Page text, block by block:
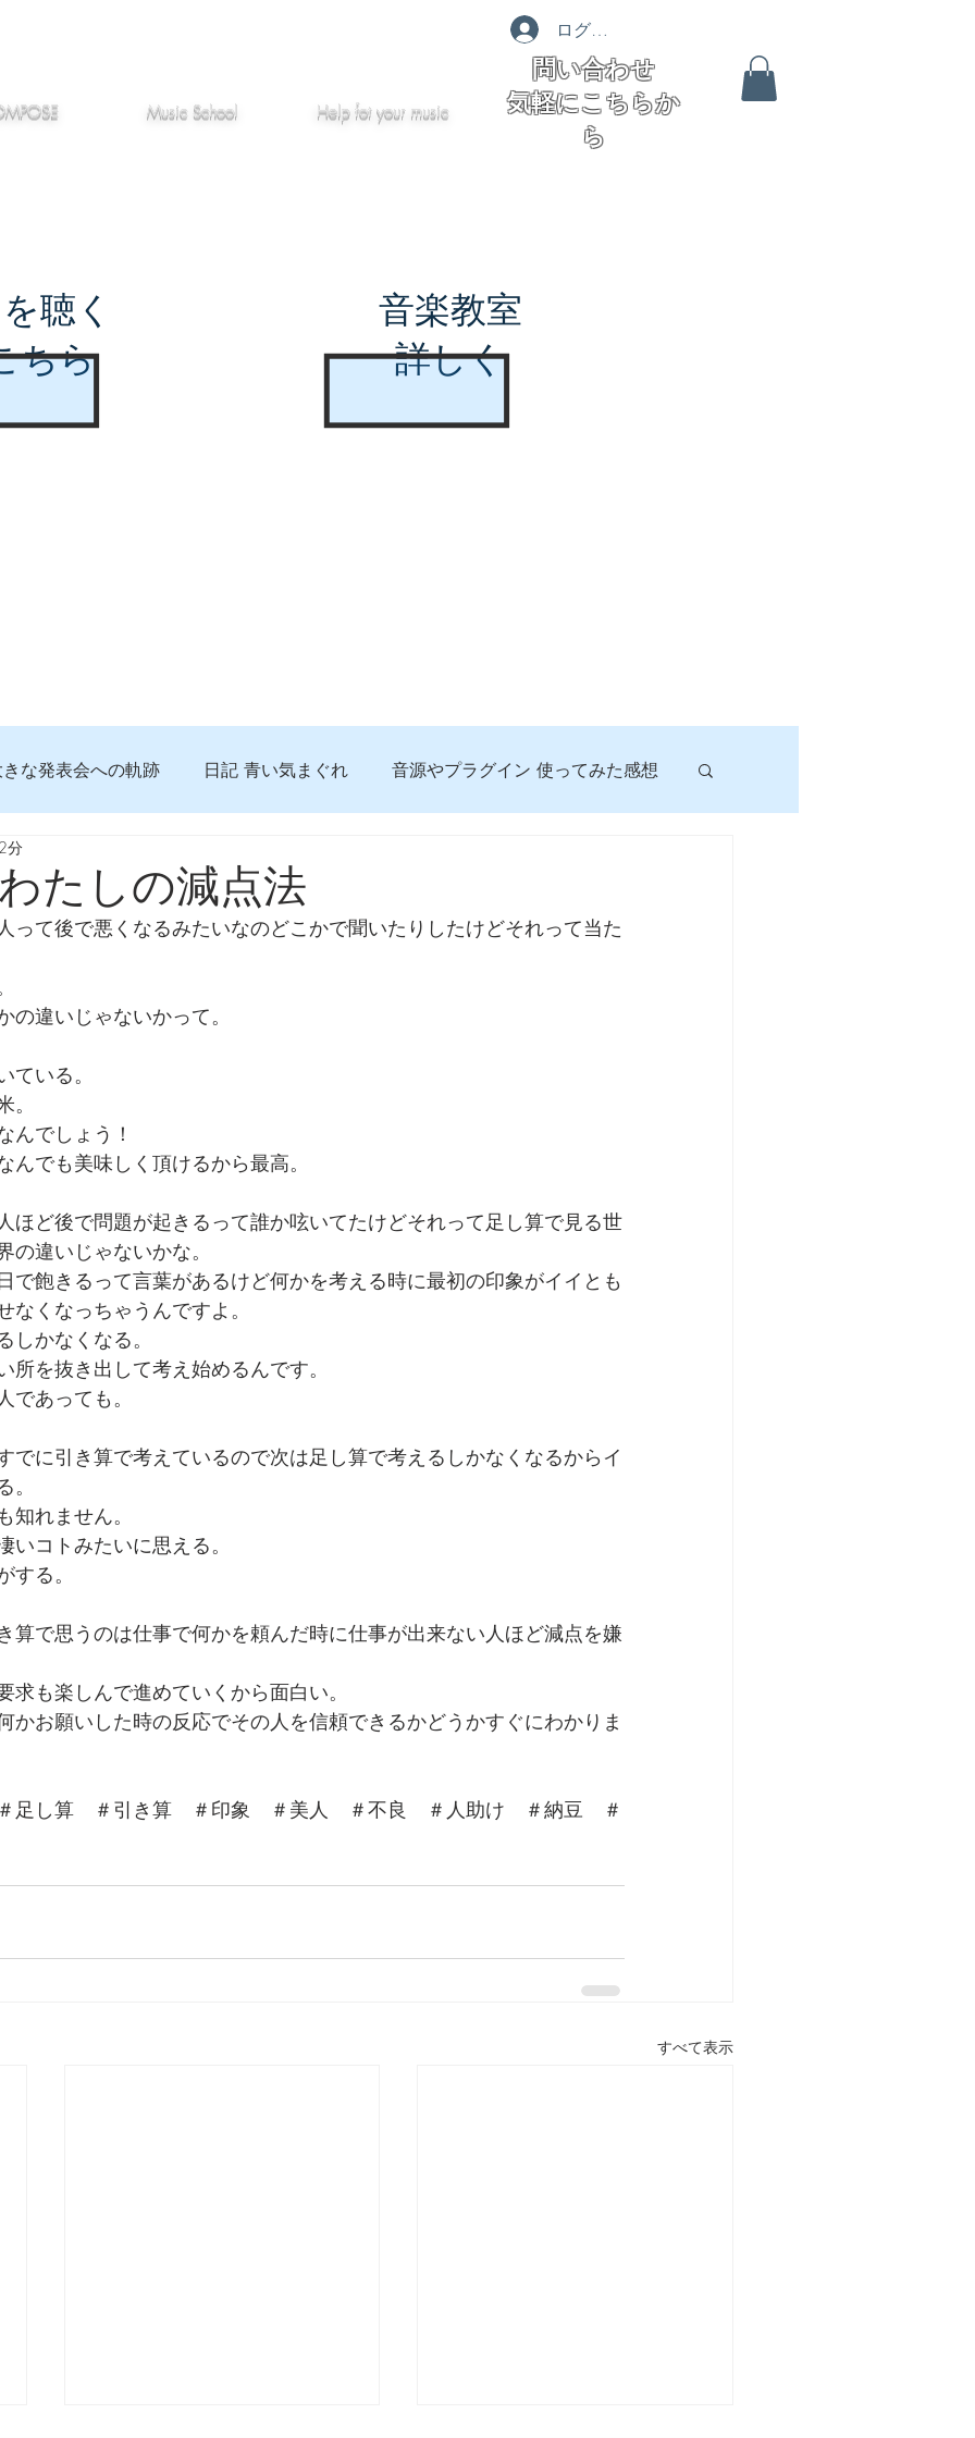
Music School Helpfot your music
ログイン
問い合わせ
気軽にこちらか
ら
聴く
ちら
音楽教室
詳しく
な発表会への軌跡 日記 青い気まぐれ 音源やプラグイン 使ってみた感想
っておきたいコト
食べんじーの美味しい記事 便利な経験、新しいコトに挑戦しよう
たドキュメンタリー、二つの舞台裏
たしの減点法
分
って後で悪くなるみたいなのどこかで聞いたりしたけどそれって当た
の違いじゃないかって。
いる。
んでしょう！
んでも美味しく頂けるから最高。
ほど後で問題が起きるって誰か呟いてたけどそれって足し算で見る世
違いじゃないかな。
で飽きるって言葉があるけど何かを考える時に最初の印象がイイとも
なくなっちゃうんですよ。
しかなくなる。
所を抜き出して考え始めるんです。
であっても。
でに引き算で考えているので次は足し算で考えるしかなくなるからイ
知れません。
いコトみたいに思える。
る。
算で思うのは仕事で何かを頼んだ時に仕事が出来ない人ほど減点を嫌
求も楽しんで進めていくから面白い。
かお願いした時の反応でその人を信頼できるかどうかすぐにわかりま
足し算　＃引き算　＃印象　＃美人　＃不良　＃人助け　＃納豆　＃
すべて表示